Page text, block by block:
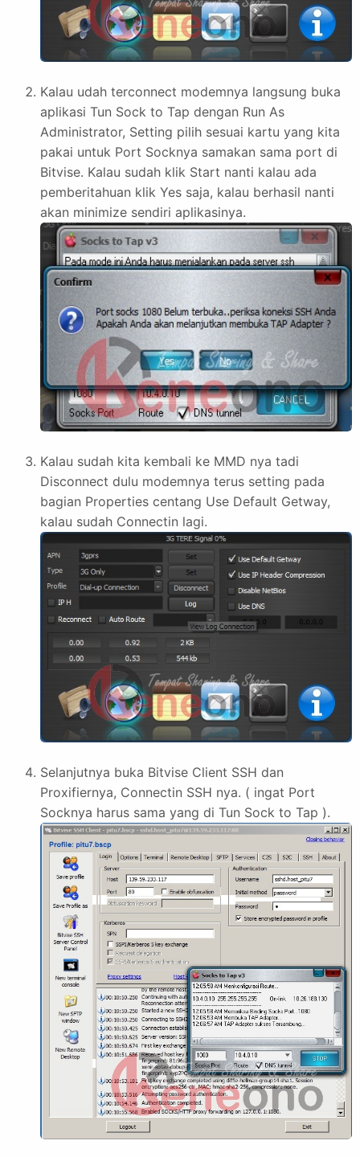
Kalau udah terconnect modemnya langsung buka
aplikasi Tun Sock to Tap dengan Run As
Administrator, Setting pilih sesuai kartu yang kita
pakai untuk Port Socknya samakan sama port di
Bitvise. Kalau sudah klik Start nanti kalau ada
pemberitahuan klik Yes saja, kalau berhasil nanti
akan minimize sendiri aplikasinya.
Kalau sudah kita kembali ke MMD nya tadi
Disconnect dulu modemnya terus setting pada
bagian Properties centang Use Default Getway,
kalau sudah Connectin lagi.
Selanjutnya buka Bitvise Client SSH dan
Proxifiernya, Connectin SSH nya. ( ingat Port
Socknya harus sama yang di Tun Sock to Tap ).